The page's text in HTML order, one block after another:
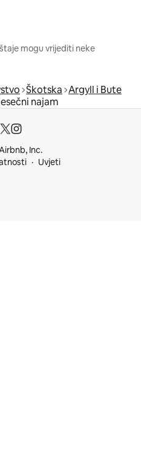
mogu vrijediti neke
Škotska Argyll i Bute
najam
Inc.
Uvjeti